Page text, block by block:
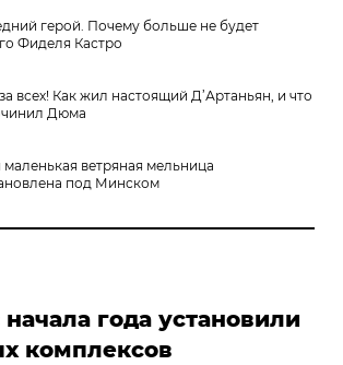
герой. Почему больше не будет
Фиделя Кастро
всех! Как жил настоящий Д’Артаньян, и что
Дюма
маленькая ветряная мельница
под Минском
года установили
комплексов